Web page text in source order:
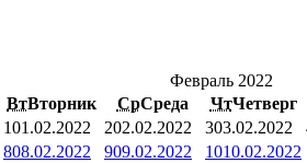
Февраль 2022
ВтВторник СрСреда ЧтЧетверг
101.02.2022 202.02.2022 303.02.2022
808.02.2022 909.02.2022 1010.02.2022